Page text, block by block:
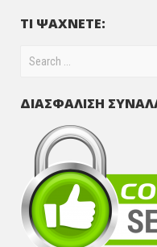
ΤΙ ΨΑΧΝΕΤΕ:
ΔΙΑΣΦΑΛΙΣΗ